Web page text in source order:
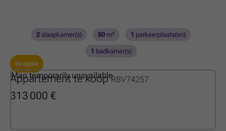
Appartement te koopRBV74257
In optie
313 000 €
2 slaapkamer(s) 80 m² 1 parkeerplaats(en)
1 badkamer(s)
Map temporarily unavailable